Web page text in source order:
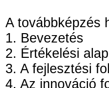
A továbbképzés
1. Bevezetés
2. Értékelési
3. A fejlesztési
4. Az innováció